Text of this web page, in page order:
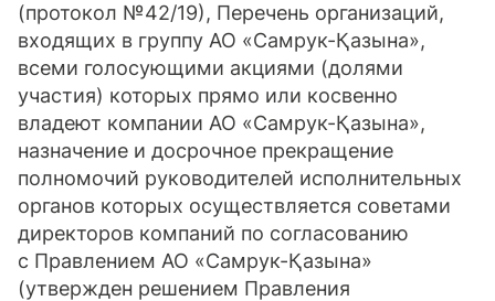
(протокол №42/19), Перечень организаций,
входящих в группу АО «Самрук-Қазына»,
всеми голосующими акциями (долями
участия) которых прямо или косвенно
владеют компании АО «Самрук-Қазына»,
назначение и досрочное прекращение
полномочий руководителей исполнительных
органов которых осуществляется советами
директоров компаний по согласованию
с Правлением АО «Самрук-Қазына»
(утвержден решением Правления